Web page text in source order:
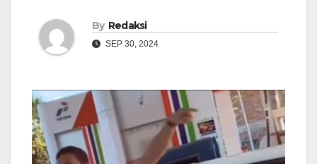
By Redaksi
SEP 30, 2024